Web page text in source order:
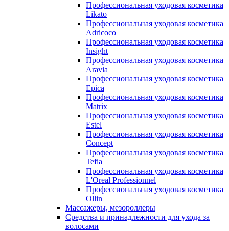
Профессиональная уходовая косметика
Likato
Профессиональная уходовая косметика
Adricoco
Профессиональная уходовая косметика
Insight
Профессиональная уходовая косметика
Aravia
Профессиональная уходовая косметика
Epica
Профессиональная уходовая косметика
Matrix
Профессиональная уходовая косметика
Estel
Профессиональная уходовая косметика
Concept
Профессиональная уходовая косметика
Tefia
Профессиональная уходовая косметика
L'Oreal Professionnel
Профессиональная уходовая косметика
Ollin
Массажеры, мезороллеры
Средства и принадлежности для ухода за
волосами